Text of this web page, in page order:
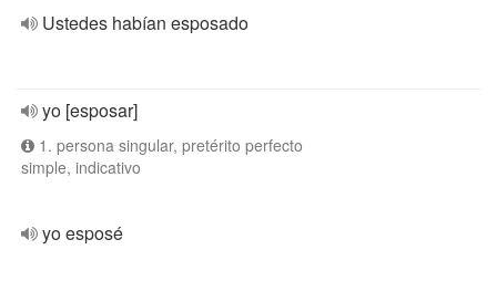
Ustedes habían esposado
yo [esposar]
1. persona singular, pretérito perfecto
simple, indicativo
yo esposé